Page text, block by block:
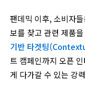
팬데믹 이후, 소비자
보를 찾고 관련 제품
기반 타겟팅
트 캠페인까지 오픈
게 다가갈 수 있는 강